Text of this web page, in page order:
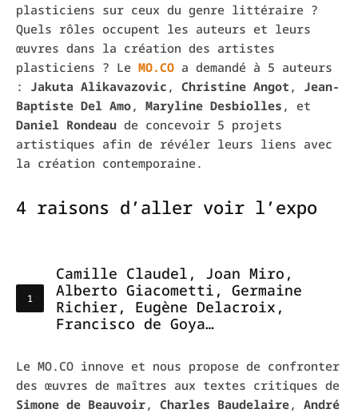
plasticiens sur ceux du genre littéraire ?
Quels rôles occupent les auteurs et leurs
œuvres dans la création des artistes
plasticiens ? Le MO.CO a demandé à 5 auteurs
: Jakuta Alikavazovic , Christine Angot , Jean-
Baptiste Del Amo, Maryline Desbiolles , et
Daniel Rondeau de concevoir 5 projets
artistiques afin de révéler leurs liens avec
la création contemporaine.
4 raisons d’aller voir l’expo
Camille Claudel, Joan Miro,
Alberto Giacometti, Germaine
Richier, Eugène Delacroix,
Francisco de Goya…
Le MO.CO innove et nous propose de confronter
des œuvres de maîtres aux textes critiques de
Simone de Beauvoir, Charles Baudelaire, André